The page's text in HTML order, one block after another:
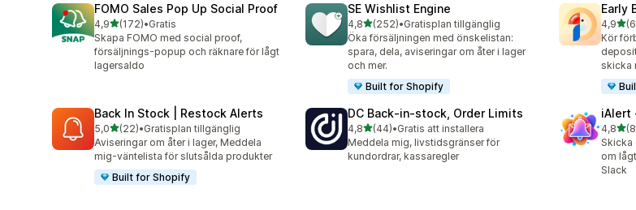
FOMO Sales Pop Up Social Proof
4,9av 5 stjärnor
(172)
172 recensioner totalt
•Gratis
Skapa FOMO med social proof,
försäljnings-popup och räknare för lågt
lagersaldo
SE Wishlist Engine
4,8av 5 stjärnor
(252)
252 recensioner totalt
•Gratisplan tillgänglig
Öka försäljningen med önskelistan:
spara, dela, aviseringar om åter i lager
och mer.
Built for Shopify
Early
4,9av
69
Kör
skicka
Back In Stock | Restock Alerts
5,0av 5 stjärnor
(22)
22 recensioner totalt
•Gratisplan tillgänglig
Aviseringar om åter i lager, Meddela
mig-väntelista för slutsålda produkter
Built for Shopify
DC Back‑in‑stock, Order Limits
4,8av 5 stjärnor
(44)
44 recensioner totalt
•Gratis att installera
Meddela mig, livstidsgränser för
kundordrar, kassaregler
iAlert
4,8av
86
Skicka
om
Slack